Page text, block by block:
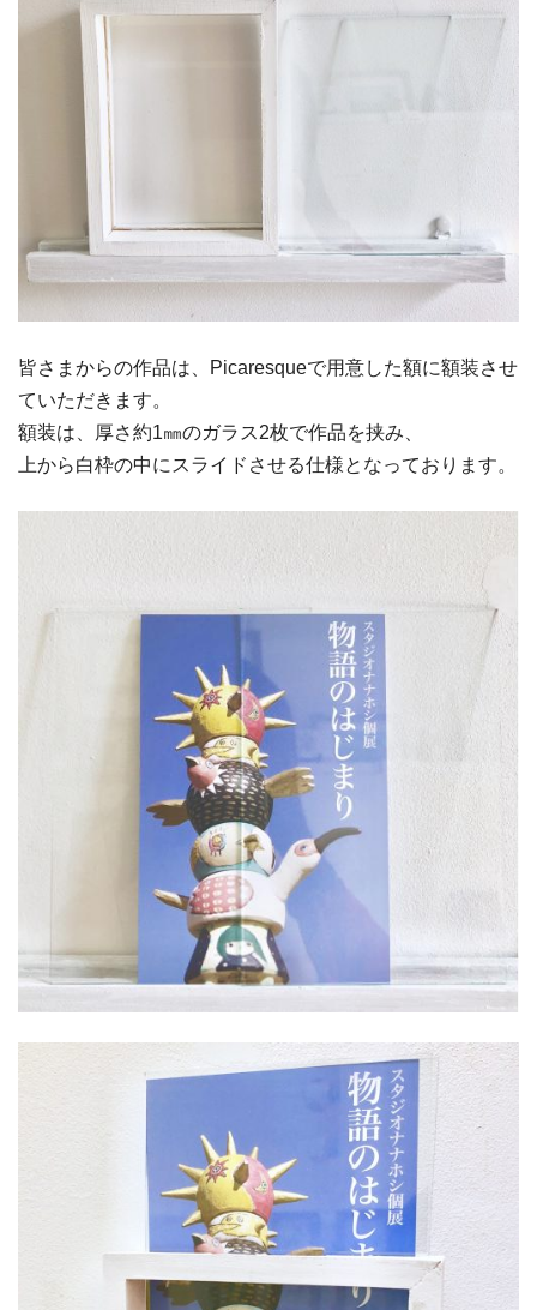
皆さまからの作品は、Picaresqueで用意した額に額装させ
ていただきます。
額装は、厚さ約1㎜のガラス2枚で作品を挟み、
上から白枠の中にスライドさせる仕様となっております。